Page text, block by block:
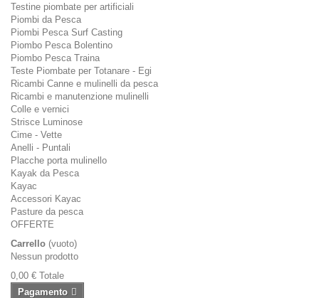
Testine piombate per artificiali
Piombi da Pesca
Piombi Pesca Surf Casting
Piombo Pesca Bolentino
Piombo Pesca Traina
Teste Piombate per Totanare - Egi
Ricambi Canne e mulinelli da pesca
Ricambi e manutenzione mulinelli
Colle e vernici
Strisce Luminose
Cime - Vette
Anelli - Puntali
Placche porta mulinello
Kayak da Pesca
Kayac
Accessori Kayac
Pasture da pesca
OFFERTE
Carrello (vuoto)
Nessun prodotto
0,00 € Totale
Pagamento